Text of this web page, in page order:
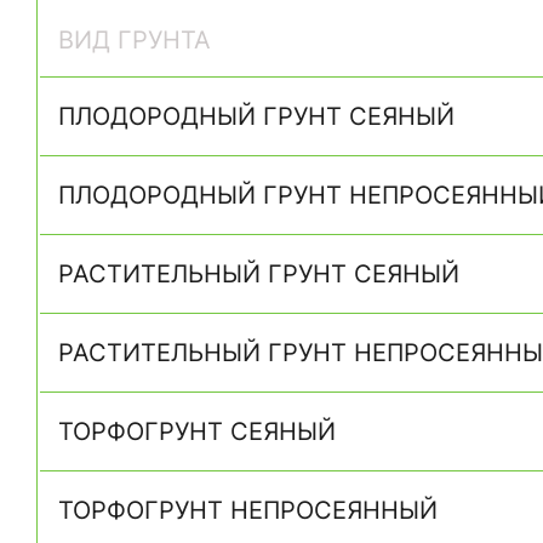
ВИД ГРУНТА
ПЛОДОРОДНЫЙ ГРУНТ СЕЯНЫЙ
ПЛОДОРОДНЫЙ ГРУНТ
РАСТИТЕЛЬНЫЙ ГРУНТ СЕЯНЫЙ
РАСТИТЕЛЬНЫЙ ГРУНТ
ТОРФОГРУНТ СЕЯНЫЙ
ТОРФОГРУНТ НЕПРОСЕЯННЫЙ